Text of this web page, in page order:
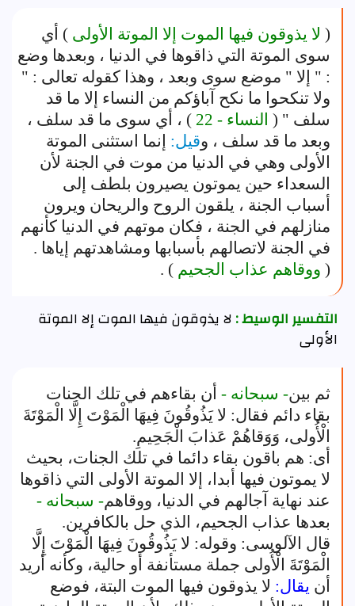
( لا يذوقون فيها الموت إلا الموتة الأولى ) أي
سوى الموتة التي ذاقوها في الدنيا ، وبعدها وضع
: " إلا " موضع سوى وبعد ، وهذا كقوله تعالى : "
ولا تنكحوا ما نكح آباؤكم من النساء إلا ما قد
سلف " ( النساء - 22
) ، أي سوى ما قد سلف ،
وبعد ما قد سلف ، وقيل: إنما استثنى الموتة
الأولى وهي في الدنيا من موت في الجنة لأن
السعداء حين يموتون يصيرون بلطف إلى
أسباب الجنة ، يلقون الروح والريحان ويرون
منازلهم في الجنة ، فكان موتهم في الدنيا كأنهم
في الجنة لاتصالهم بأسبابها ومشاهدتهم إياها .
( ووقاهم عذاب الجحيم ) .
التفسير الوسيط :لا يذوقون فيها الموت إلا الموتة
الأولى
ثم بين- سبحانه - أن بقاءهم في تلك الجنات
بقاء دائم فقال: لا يَذُوقُونَ فِيهَا الْمَوْتَ إِلَّا الْمَوْتَةَ
الْأُولى، وَوَقاهُمْ عَذابَ الْجَحِيمِ.
أى: هم باقون بقاء دائما في تلك الجنات، بحيث
لا يموتون فيها أبدا، إلا الموتة الأولى التي ذاقوها
عند نهاية آجالهم في الدنيا، ووقاهم- سبحانه -
بعدها عذاب الجحيم، الذي حل بالكافرين.
قال الآلوسى: وقوله: لا يَذُوقُونَ فِيهَا الْمَوْتَ إِلَّا
الْمَوْتَةَ الْأُولى جملة مستأنفة أو حالية، وكأنه أريد
أن يقال: لا يذوقون فيها الموت البتة، فوضع